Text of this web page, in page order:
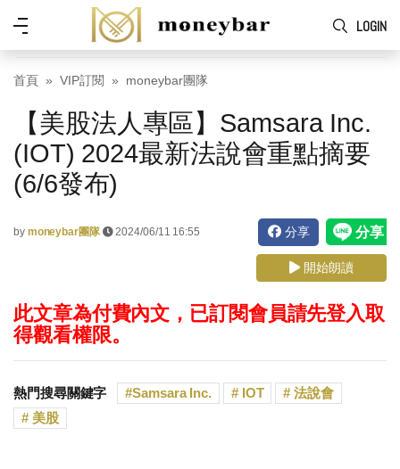
Skip to main content
LOGIN
功
表
首頁 VIP訂閱 moneybar團隊
【美股法人專區】Samsara Inc.
(IOT) 2024最新法說會重點摘要
(6/6發布)
by moneybar團隊 2024/06/11 16:55 分享
開始朗讀
此文章為付費內文，已訂閱會員請先登入取
得觀看權限。
熱門搜尋關鍵字 Samsara Inc. IOT
法說會
美股